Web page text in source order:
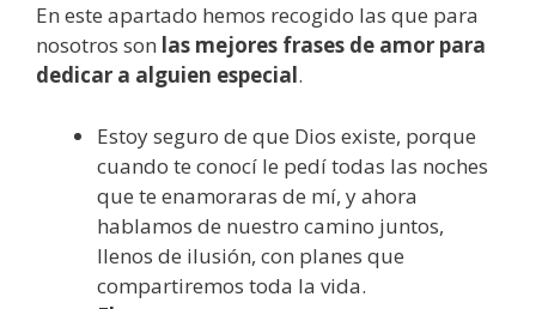
En este apartado hemos recogido las que para
nosotros son las mejores frases de amor para
dedicar a alguien especial.
Estoy seguro de que Dios existe, porque
cuando te conocí le pedí todas las noches
que te enamoraras de mí, y ahora
hablamos de nuestro camino juntos,
llenos de ilusión, con planes que
compartiremos toda la vida.